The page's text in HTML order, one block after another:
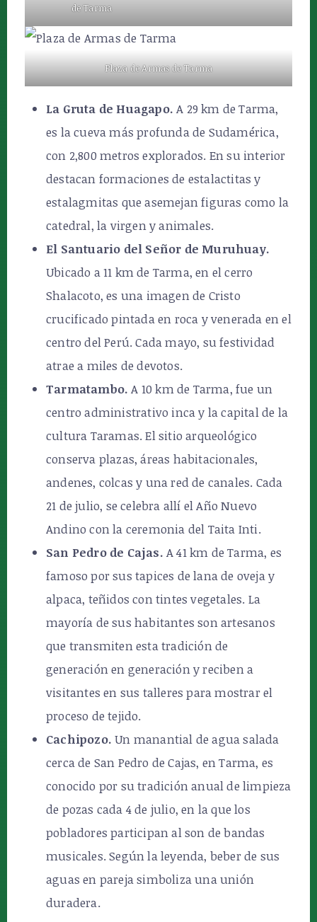
de Tarma
Plaza de Armas de Tarma
La Gruta de Huagapo. A 29 km de Tarma,
es la cueva más profunda de Sudamérica,
con 2,800 metros explorados. En su interior
destacan formaciones de estalactitas y
estalagmitas que asemejan figuras como la
catedral, la virgen y animales.
El Santuario del Señor de Muruhuay.
Ubicado a 11 km de Tarma, en el cerro
Shalacoto, es una imagen de Cristo
crucificado pintada en roca y venerada en el
centro del Perú. Cada mayo, su festividad
atrae a miles de devotos.
Tarmatambo. A 10 km de Tarma, fue un
centro administrativo inca y la capital de la
cultura Taramas. El sitio arqueológico
conserva plazas, áreas habitacionales,
andenes, colcas y una red de canales. Cada
21 de julio, se celebra allí el Año Nuevo
Andino con la ceremonia del Taita Inti.
San Pedro de Cajas. A 41 km de Tarma, es
famoso por sus tapices de lana de oveja y
alpaca, teñidos con tintes vegetales. La
mayoría de sus habitantes son artesanos
que transmiten esta tradición de
generación en generación y reciben a
visitantes en sus talleres para mostrar el
proceso de tejido.
Cachipozo. Un manantial de agua salada
cerca de San Pedro de Cajas, en Tarma, es
conocido por su tradición anual de limpieza
de pozas cada 4 de julio, en la que los
pobladores participan al son de bandas
musicales. Según la leyenda, beber de sus
aguas en pareja simboliza una unión
duradera.